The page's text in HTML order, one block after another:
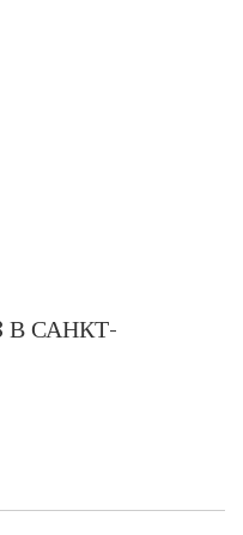
В САНКТ-